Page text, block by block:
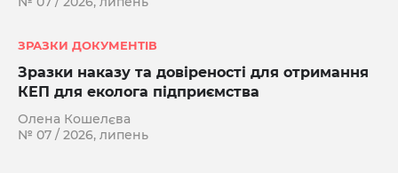
ЗРАЗКИ ДОКУМЕНТІВ
Зразки наказу та довіреності для отримання
КЕП для еколога підприємства
Олена Кошелєва
№ 07 / 2026, липень